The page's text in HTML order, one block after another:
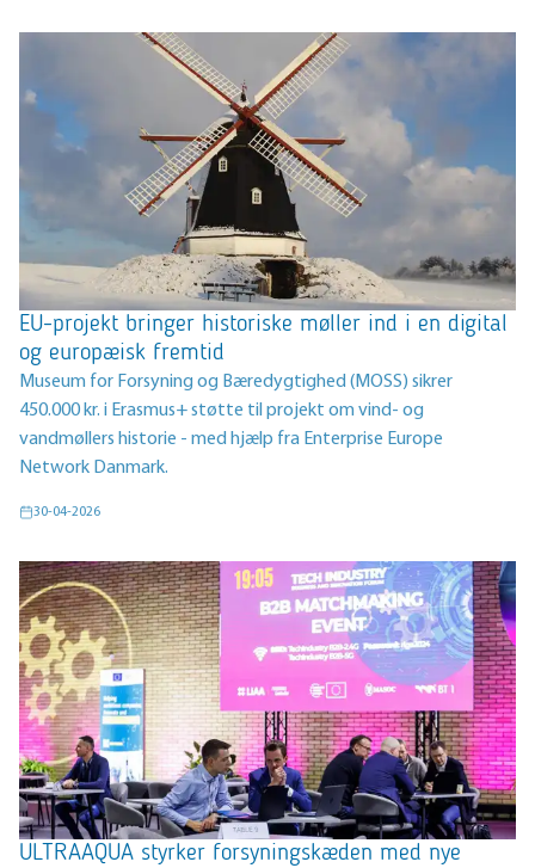
EU-projekt bringer historiske møller ind i en digital
og europæisk fremtid
Museum for Forsyning og Bæredygtighed (MOSS) sikrer
450.000 kr. i Erasmus+ støtte til projekt om vind- og
vandmøllers historie - med hjælp fra Enterprise Europe
Network Danmark.
30-04-2026
ULTRAAQUA styrker forsyningskæden med nye